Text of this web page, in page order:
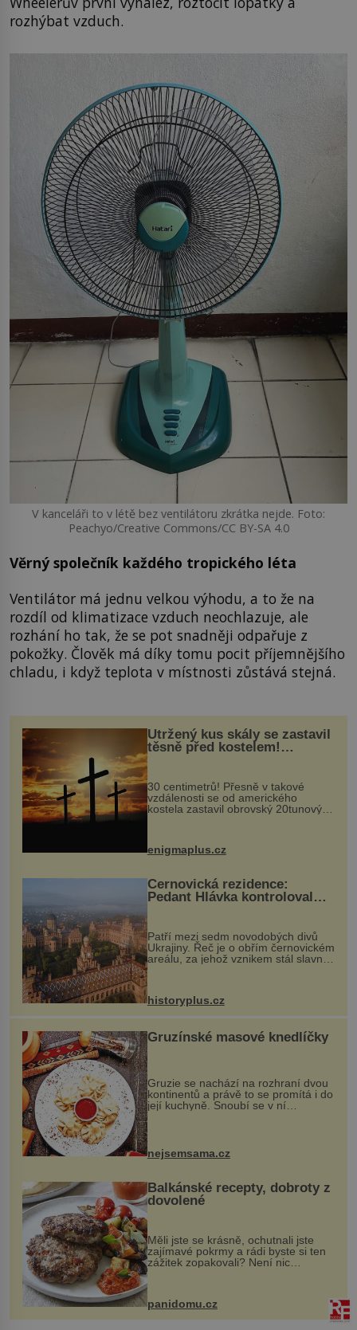
rozhýbat vzduch.
V kanceláři to v létě bez ventilátoru zkrátka nejde. Foto:
Peachyo/Creative Commons/CC BY-SA 4.0
Věrný společník každého tropického léta
Ventilátor má jednu velkou výhodu, a to že na
rozdíl od klimatizace vzduch neochlazuje, ale
rozhání ho tak, že se pot snadněji odpařuje z
pokožky. Člověk má díky tomu pocit příjemnějšího
chladu, i když teplota v místnosti zůstává stejná.
Utržený kus skály se zastavil
těsně před kostelem!
Ochránila ho boží síla?
30 centimetrů! Přesně v takové
vzdálenosti se od amerického
kostela zastavil obrovský 20tunový
...
enigmaplus.cz
Černovická rezidence:
Pedant Hlávka kontroloval
Patří mezi sedm novodobých divů
Ukrajiny. Řeč je o obřím černovickém
areálu, za jehož vznikem stál slavný
český architekt Josef Hlávka. Ten si
na něm dal mimořádně záležet. Jeho
stavební plány by při ...
historyplus.cz
Gruzínské masové knedlíčky
Gruzie se nachází na rozhraní dvou
kontinentů a právě to se promítá i do
její kuchyně. Snoubí se v ní
evropské a asijské chutě a díky tomu
vznikají rozmanité a chuťově bohaté
pokrmy, které rozhodně st...
nejsemsama.cz
Balkánské recepty, dobroty z
dovolené
Měli jste se krásně, ochutnali jste
zajímavé pokrmy a rádi byste si ten
zážitek zopakovali? Není nic
snazšího. Pljeskavica (10 porcí)
Možná jste ji ochutnali na dovolené v
panidomu.cz